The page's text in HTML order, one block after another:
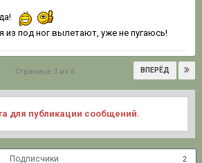
из под ног вылетают, уже не пугаюсь!
ВПЕРЁД
Страница 3 из 6
для публикации сообщений.
Подписчики 2